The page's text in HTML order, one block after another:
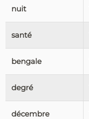
nuit
santé
bengale
degré
décembre